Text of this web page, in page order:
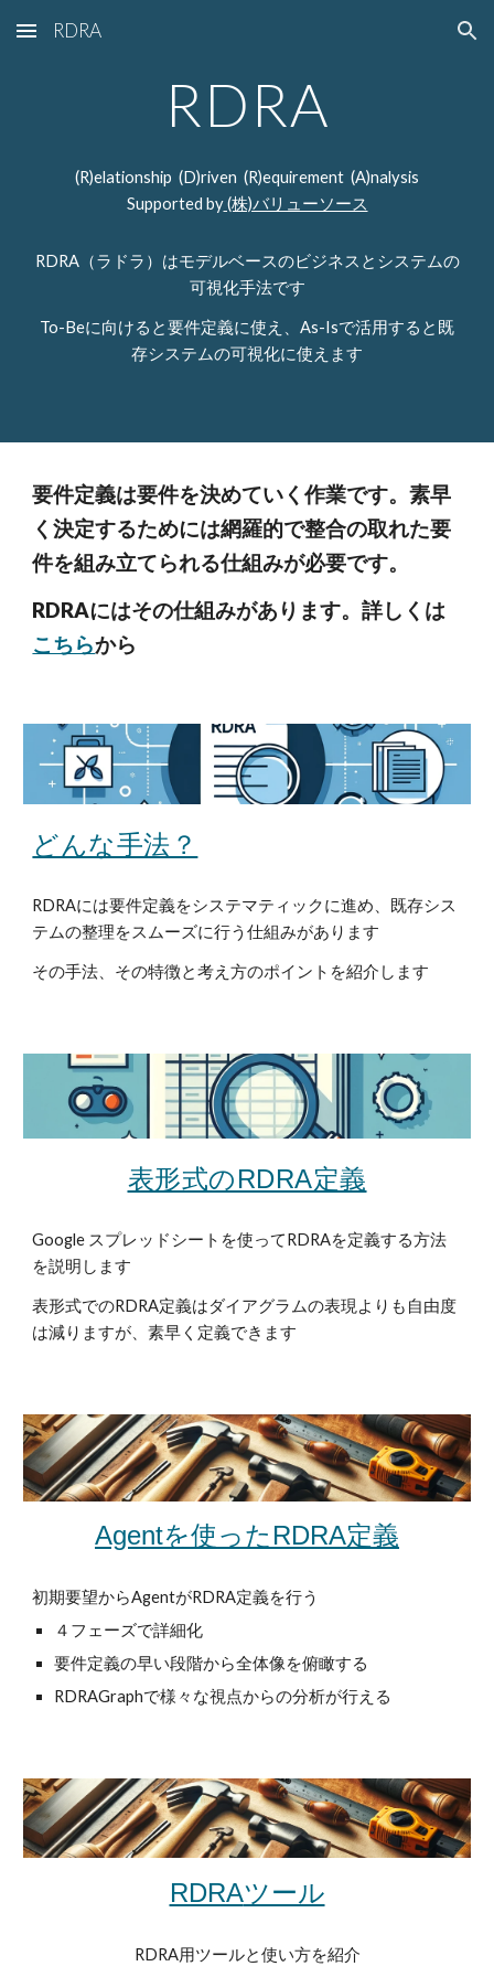
Skip to main content Skip to navigation
RDRA
RDRA
(R)elationship (D)riven (R)equirement (A)nalysis
Supported by(株)バリューソース
RDRA（ラドラ）はモデルベースのビジネスとシステムの
可視化手法です
To-Beに向けると要件定義に使え、As-Isで活用すると既
存システムの可視化に使えます
要件定義は要件を決めていく作業です。素早
く決定するためには網羅的で整合の取れた要
件を組み立てられる仕組みが必要です。
RDRAにはその仕組みがあります。詳しくは
こちらから
どんな手法？
RDRAには要件定義をシステマティックに進め、既存シス
テムの整理をスムーズに行う仕組みがあります
その手法、その特徴と考え方のポイントを紹介します
表形式のRDRA定義
Google スプレッドシートを使ってRDRAを定義する方法
を説明します
表形式でのRDRA定義はダイアグラムの表現よりも自由度
は減りますが、素早く定義できます
Agentを使った RDRA定義
初期要望からAgentがRDRA定義を行う
４フェーズで詳細化
要件定義の早い段階から全体像を俯瞰する
RDRAGraphで様々な視点からの分析が行える
RDRAツール
RDRA用ツールと使い方を紹介